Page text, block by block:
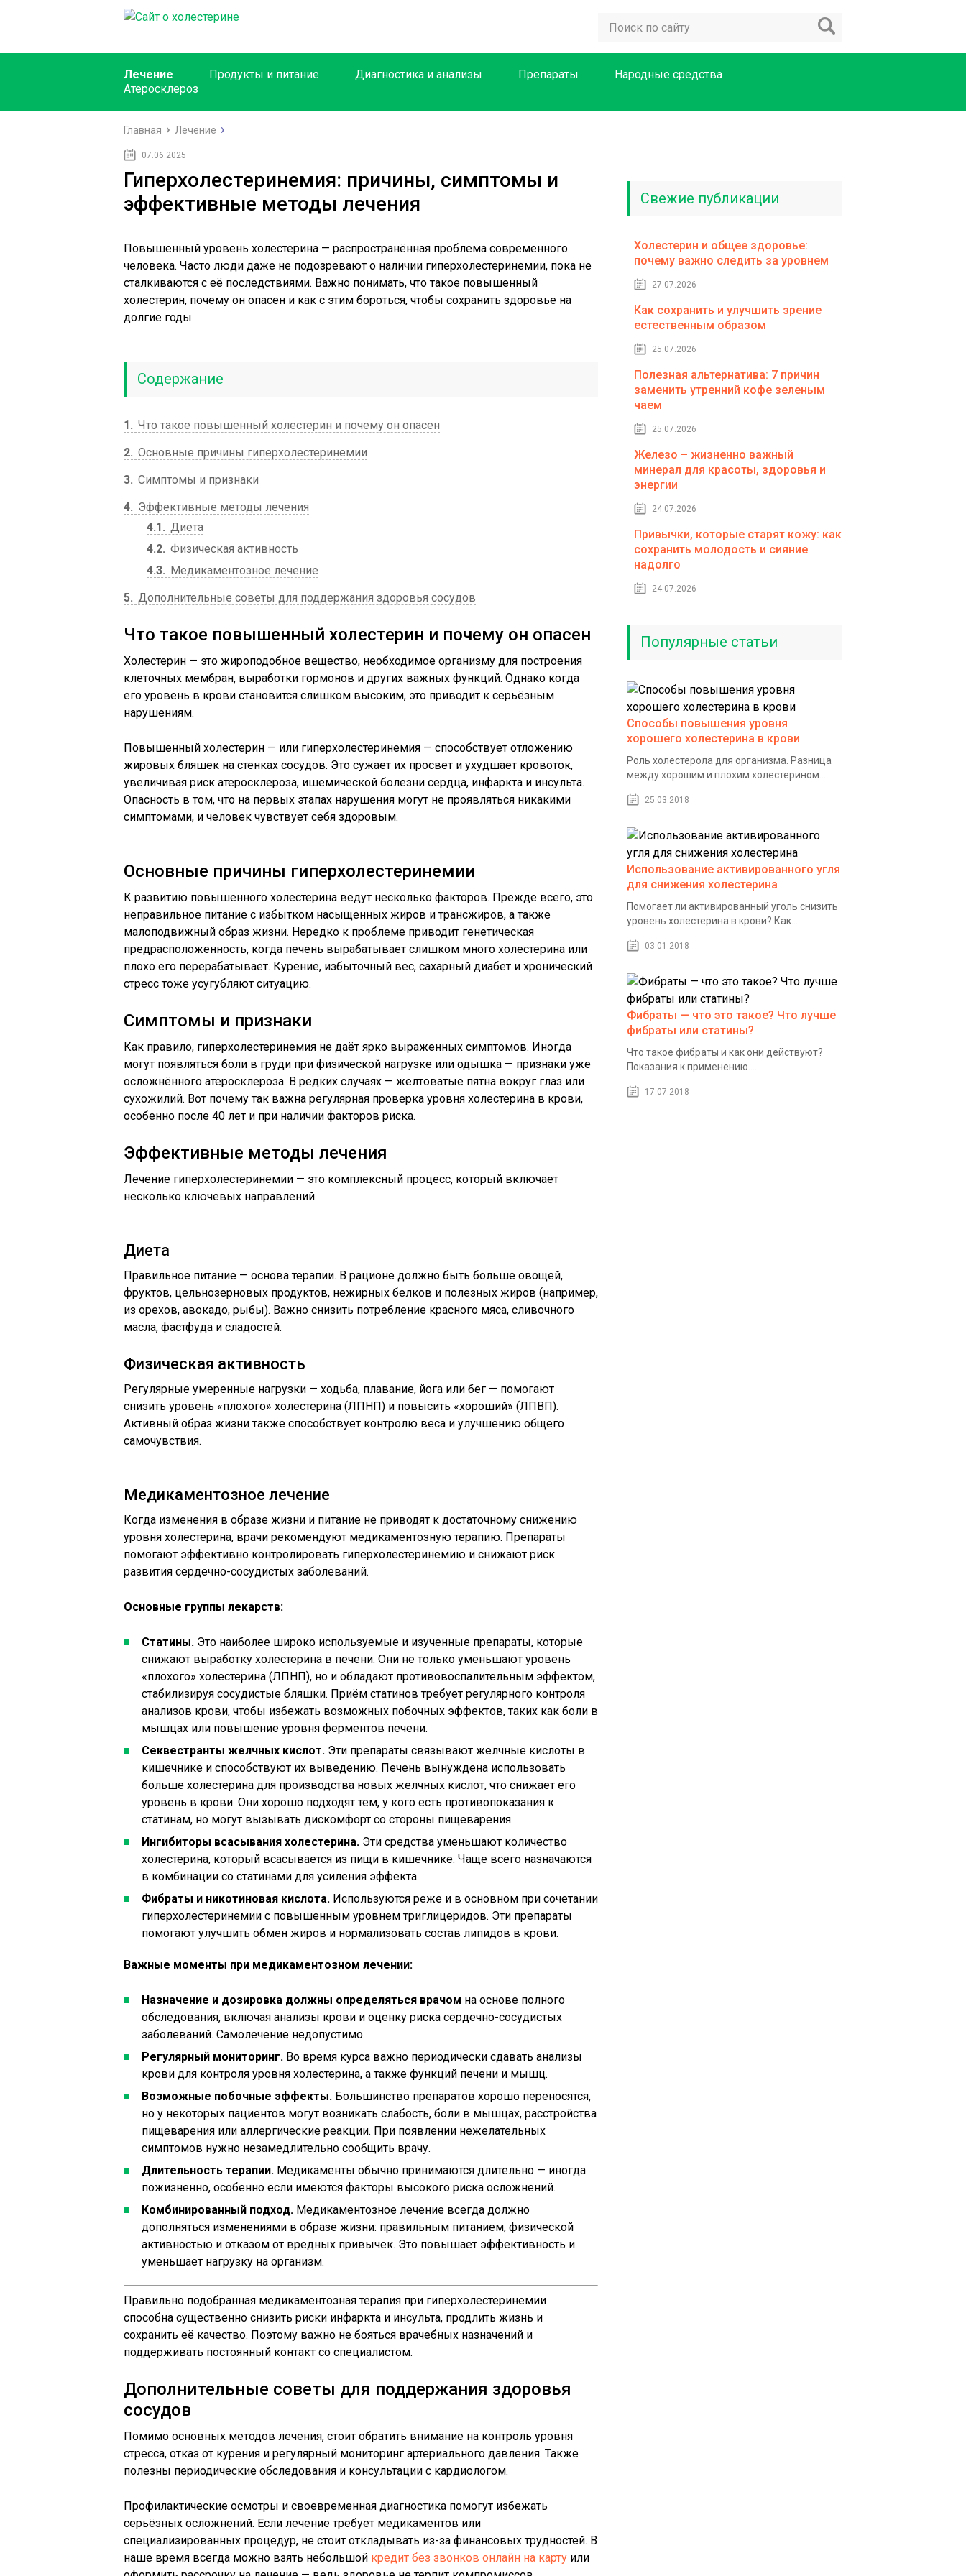
Лечение Продукты и питание Диагностика и анализы Препараты
Народные средства
Атеросклероз
Главная Лечение
07.06.2025
Гиперхолестеринемия: причины, симптомы и
эффективные методы лечения
Повышенный уровень холестерина — распространённая проблема современного
человека. Часто люди даже не подозревают о наличии гиперхолестеринемии, пока не
сталкиваются с её последствиями. Важно понимать, что такое повышенный
холестерин, почему он опасен и как с этим бороться, чтобы сохранить здоровье на
долгие годы.
Содержание
1
Что такое повышенный холестерин и почему он опасен
2 Основные причины гиперхолестеринемии
3 Симптомы и признаки
4
Эффективные методы лечения
4.1
Диета
4.2 Физическая активность
4.3
Медикаментозное лечение
5 Дополнительные советы для поддержания здоровья сосудов
Что такое повышенный холестерин и почему он опасен
Холестерин — это жироподобное вещество, необходимое организму для построения
клеточных мембран, выработки гормонов и других важных функций. Однако когда
его уровень в крови становится слишком высоким, это приводит к серьёзным
нарушениям.
Повышенный холестерин — или гиперхолестеринемия — способствует отложению
жировых бляшек на стенках сосудов. Это сужает их просвет и ухудшает кровоток,
увеличивая риск атеросклероза, ишемической болезни сердца, инфаркта и инсульта.
Опасность в том, что на первых этапах нарушения могут не проявляться никакими
симптомами, и человек чувствует себя здоровым.
Основные причины гиперхолестеринемии
К развитию повышенного холестерина ведут несколько факторов. Прежде всего, это
неправильное питание с избытком насыщенных жиров и трансжиров, а также
малоподвижный образ жизни. Нередко к проблеме приводит генетическая
предрасположенность, когда печень вырабатывает слишком много холестерина или
плохо его перерабатывает. Курение, избыточный вес, сахарный диабет и хронический
стресс тоже усугубляют ситуацию.
Симптомы и признаки
Как правило, гиперхолестеринемия не даёт ярко выраженных симптомов. Иногда
могут появляться боли в груди при физической нагрузке или одышка — признаки уже
осложнённого атеросклероза. В редких случаях — желтоватые пятна вокруг глаз или
сухожилий. Вот почему так важна регулярная проверка уровня холестерина в крови,
особенно после 40 лет и при наличии факторов риска.
Эффективные методы лечения
Лечение гиперхолестеринемии — это комплексный процесс, который включает
несколько ключевых направлений.
Диета
Правильное питание — основа терапии. В рационе должно быть больше овощей,
фруктов, цельнозерновых продуктов, нежирных белков и полезных жиров (например,
из орехов, авокадо, рыбы). Важно снизить потребление красного мяса, сливочного
масла, фастфуда и сладостей.
Физическая активность
Регулярные умеренные нагрузки — ходьба, плавание, йога или бег — помогают
снизить уровень «плохого» холестерина (ЛПНП) и повысить «хороший» (ЛПВП).
Активный образ жизни также способствует контролю веса и улучшению общего
самочувствия.
Медикаментозное лечение
Когда изменения в образе жизни и питание не приводят к достаточному снижению
уровня холестерина, врачи рекомендуют медикаментозную терапию. Препараты
помогают эффективно контролировать гиперхолестеринемию и снижают риск
развития сердечно-сосудистых заболеваний.
Основные группы лекарств:
Статины. Это наиболее широко используемые и изученные препараты, которые
снижают выработку холестерина в печени. Они не только уменьшают уровень
«плохого» холестерина (ЛПНП), но и обладают противовоспалительным эффектом,
стабилизируя сосудистые бляшки. Приём статинов требует регулярного контроля
анализов крови, чтобы избежать возможных побочных эффектов, таких как боли в
мышцах или повышение уровня ферментов печени.
Секвестранты желчных кислот. Эти препараты связывают желчные кислоты в
кишечнике и способствуют их выведению. Печень вынуждена использовать
больше холестерина для производства новых желчных кислот, что снижает его
уровень в крови. Они хорошо подходят тем, у кого есть противопоказания к
статинам, но могут вызывать дискомфорт со стороны пищеварения.
Ингибиторы всасывания холестерина. Эти средства уменьшают количество
холестерина, который всасывается из пищи в кишечнике. Чаще всего назначаются
в комбинации со статинами для усиления эффекта.
Фибраты и никотиновая кислота. Используются реже и в основном при сочетании
гиперхолестеринемии с повышенным уровнем триглицеридов. Эти препараты
помогают улучшить обмен жиров и нормализовать состав липидов в крови.
Важные моменты при медикаментозном лечении:
Назначение и дозировка должны определяться врачом на основе полного
обследования, включая анализы крови и оценку риска сердечно-сосудистых
заболеваний. Самолечение недопустимо.
Регулярный мониторинг. Во время курса важно периодически сдавать анализы
крови для контроля уровня холестерина, а также функций печени и мышц.
Возможные побочные эффекты. Большинство препаратов хорошо переносятся,
но у некоторых пациентов могут возникать слабость, боли в мышцах, расстройства
пищеварения или аллергические реакции. При появлении нежелательных
симптомов нужно незамедлительно сообщить врачу.
Длительность терапии. Медикаменты обычно принимаются длительно — иногда
пожизненно, особенно если имеются факторы высокого риска осложнений.
Комбинированный подход. Медикаментозное лечение всегда должно
дополняться изменениями в образе жизни: правильным питанием, физической
активностью и отказом от вредных привычек. Это повышает эффективность и
уменьшает нагрузку на организм.
Правильно подобранная медикаментозная терапия при гиперхолестеринемии
способна существенно снизить риски инфаркта и инсульта, продлить жизнь и
сохранить её качество. Поэтому важно не бояться врачебных назначений и
поддерживать постоянный контакт со специалистом.
Дополнительные советы для поддержания здоровья
сосудов
Помимо основных методов лечения, стоит обратить внимание на контроль уровня
стресса, отказ от курения и регулярный мониторинг артериального давления. Также
полезны периодические обследования и консультации с кардиологом.
Профилактические осмотры и своевременная диагностика помогут избежать
серьёзных осложнений. Если лечение требует медикаментов или
специализированных процедур, не стоит откладывать из-за финансовых трудностей. В
наше время всегда можно взять небольшой кредит без звонков онлайн на карту или
Свежие публикации
Холестерин и общее здоровье:
почему важно следить за уровнем
27.07.2026
Как сохранить и улучшить зрение
естественным образом
25.07.2026
Полезная альтернатива: 7 причин
заменить утренний кофе зеленым
чаем
25.07.2026
Железо – жизненно важный
минерал для красоты, здоровья и
энергии
24.07.2026
Привычки, которые старят кожу: как
сохранить молодость и сияние
надолго
24.07.2026
Популярные статьи
Способы повышения уровня
хорошего холестерина в крови
Роль холестерола для организма. Разница
между хорошим и плохим холестерином....
25.03.2018
Использование активированного угля
для снижения холестерина
Помогает ли активированный уголь снизить
уровень холестерина в крови? Как...
03.01.2018
Фибраты — что это такое? Что лучше
фибраты или статины?
Что такое фибраты и как они действуют?
Показания к применению....
17.07.2018